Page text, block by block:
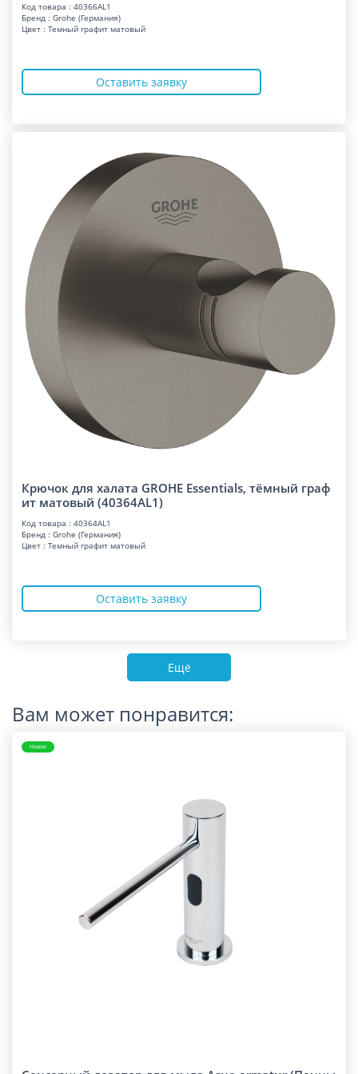
Код товара : 40366AL1
Бренд : Grohe (Германия)
Цвет : Темный графит матовый
Оставить заявку
Крючок для халата GROHE Essentials, тёмный граф
ит матовый (40364AL1)
Код товара : 40364AL1
Бренд : Grohe (Германия)
Цвет : Темный графит матовый
Оставить заявку
Ещё
Вам может понравится:
Новое